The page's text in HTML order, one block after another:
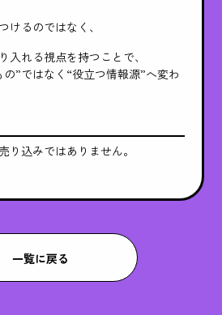
けるのではなく、
入れる視点を持つことで、
”ではなく“役立つ情報源”へ変わ
り込みではありません。
一覧に戻る